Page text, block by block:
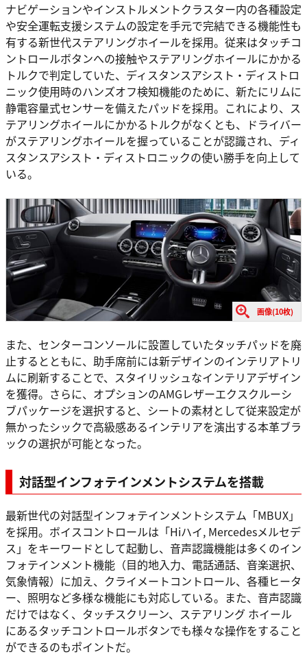
ナビゲーションやインストルメントクラスター内の各種設定
や安全運転支援システムの設定を手元で完結できる機能性も
有する新世代ステアリングホイールを採用。従来はタッチコ
ントロールボタンへの接触やステアリングホイールにかかる
トルクで判定していた、ディスタンスアシスト・ディストロ
ニック使用時のハンズオフ検知機能のために、新たにリムに
静電容量式センサーを備えたパッドを採用。これにより、ス
テアリングホイールにかかるトルクがなくとも、ドライバー
がステアリングホイールを握っていることが認識され、ディ
スタンスアシスト・ディストロニックの使い勝手を向上して
いる。
画像(10枚)
また、センターコンソールに設置していたタッチパッドを廃
止するとともに、助手席前には新デザインのインテリアトリ
ムに刷新することで、スタイリッシュなインテリアデザイン
を獲得。さらに、オプションのAMGレザーエクスクルーシ
ブパッケージを選択すると、シートの素材として従来設定が
無かったシックで高級感あるインテリアを演出する本革ブラ
ックの選択が可能となった。
対話型インフォテインメントシステムを搭載
最新世代の対話型インフォテインメントシステム「MBUX」
を採用。ボイスコントロールは「Hiハイ, Mercedesメルセデ
ス」をキーワードとして起動し、音声認識機能は多くのイン
フォテインメント機能（目的地入力、電話通話、音楽選択、
気象情報）に加え、クライメートコントロール、各種ヒータ
ー、照明など多様な機能にも対応している。また、音声認識
だけではなく、タッチスクリーン、ステアリング ホイール
にあるタッチコントロールボタンでも様々な操作をすること
ができるのもポイントだ。